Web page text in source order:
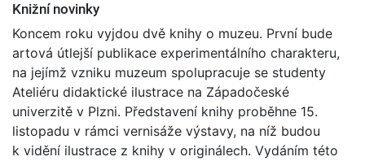
Knižní novinky
Koncem roku vyjdou dvě knihy o muzeu. První bude
artová útlejší publikace experimentálního charakteru,
na jejímž vzniku muzeum spolupracuje se studenty
Ateliéru didaktické ilustrace na Západočeské
univerzitě v Plzni. Představení knihy proběhne 15.
listopadu v rámci vernisáže výstavy, na níž budou
k vidění ilustrace z knihy v originálech. Vydáním této